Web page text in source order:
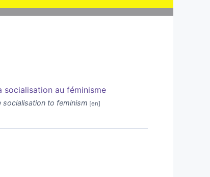
socialisation au féminisme
socialisation to feminism